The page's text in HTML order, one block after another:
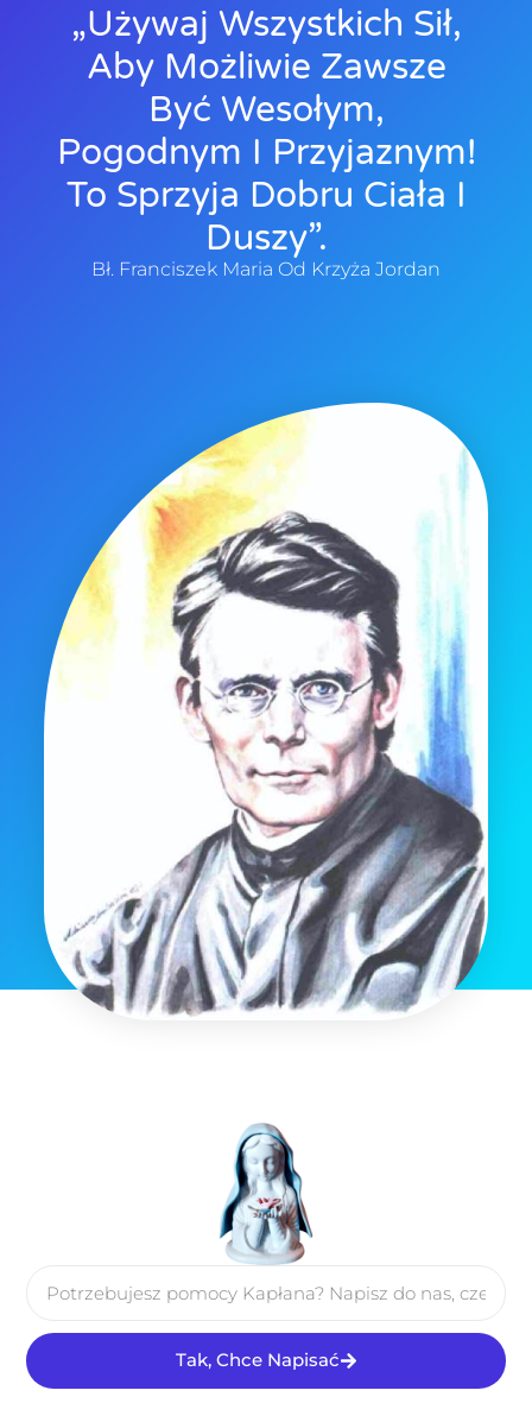
„Używaj Wszystkich Sił,
Aby Możliwie Zawsze
Być Wesołym,
Pogodnym I Przyjaznym!
To Sprzyja Dobru Ciała I
Duszy”.
Bł. Franciszek Maria Od Krzyża Jordan
Tak, Chce Napisać